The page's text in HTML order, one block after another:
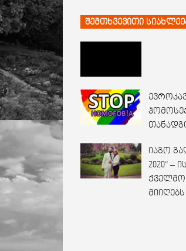
შემთხვევითი
იაგო
2020“ –
მიიღებს